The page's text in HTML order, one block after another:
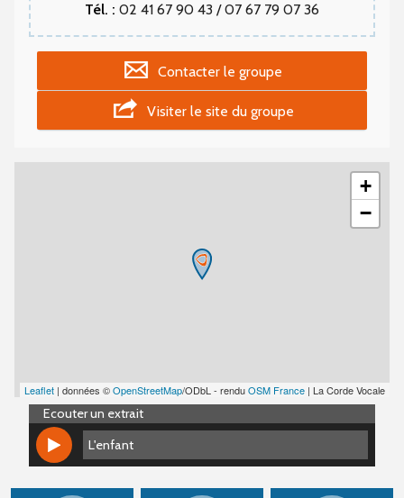
Tél. : 02 41 67 90 43 / 07 67 79 07 36
Contacter le groupe
Visiter le site du groupe
+
−
Leaflet | données ©OpenStreetMap/ODbL - renduOSM France | La Corde Vocale
Ecouter un extrait
L'enfant
L'enfant